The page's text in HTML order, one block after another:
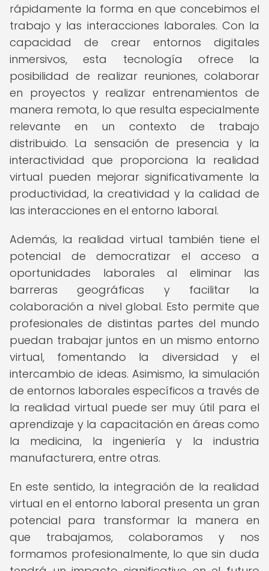
rápidamente la forma en que concebimos el
trabajo y las interacciones laborales. Con la
capacidad de crear entornos digitales
inmersivos, esta tecnología ofrece la
posibilidad de realizar reuniones, colaborar
en proyectos y realizar entrenamientos de
manera remota, lo que resulta especialmente
relevante en un contexto de trabajo
distribuido. La sensación de presencia y la
interactividad que proporciona la realidad
virtual pueden mejorar significativamente la
productividad, la creatividad y la calidad de
las interacciones en el entorno laboral.
Además, la realidad virtual también tiene el
potencial de democratizar el acceso a
oportunidades laborales al eliminar las
barreras geográficas y facilitar la
colaboración a nivel global. Esto permite que
profesionales de distintas partes del mundo
puedan trabajar juntos en un mismo entorno
virtual, fomentando la diversidad y el
intercambio de ideas. Asimismo, la simulación
de entornos laborales específicos a través de
la realidad virtual puede ser muy útil para el
aprendizaje y la capacitación en áreas como
la medicina, la ingeniería y la industria
manufacturera, entre otras.
En este sentido, la integración de la realidad
virtual en el entorno laboral presenta un gran
potencial para transformar la manera en
que trabajamos, colaboramos y nos
formamos profesionalmente, lo que sin duda